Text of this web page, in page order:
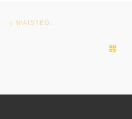
Beitragsnavigation
WAISTED